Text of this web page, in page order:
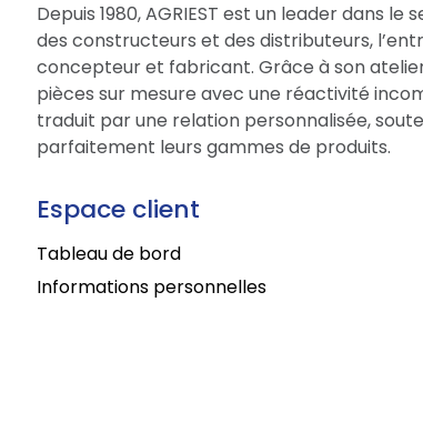
Depuis 1980, AGRIEST est un leader dans
des constructeurs et des distributeurs,
concepteur et fabricant. Grâce à son
pièces sur mesure avec une réactivité
traduit par une relation personnalisée,
parfaitement leurs gammes de produits.
Espace client
Tableau de bord
Informations personnelles